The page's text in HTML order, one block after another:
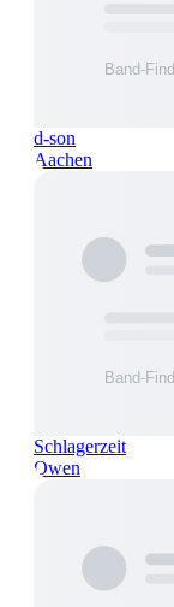
d-son
Aachen
Schlagerzeit
Owen